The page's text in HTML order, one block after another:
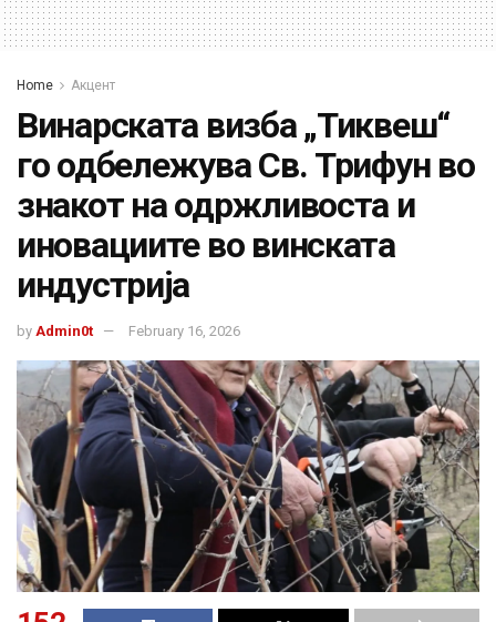
Home Акцент
Винарската визба „Тиквеш“
го одбележува Св. Трифун во
знакот на одржливоста и
иновациите во винската
индустрија
by Admin0t February 16, 2026